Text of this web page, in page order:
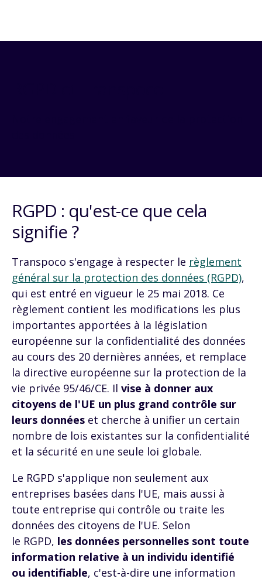
RGPD : qu'est-ce que cela
signifie ?
Transpoco s'engage à respecter le règlement
général sur la protection des données (RGPD),
qui est entré en vigueur le 25 mai 2018. Ce
règlement contient les modifications les plus
importantes apportées à la législation
européenne sur la confidentialité des données
au cours des 20 dernières années, et remplace
la directive européenne sur la protection de la
vie privée 95/46/CE. Il vise à donner aux
citoyens de l'UE un plus grand contrôle sur
leurs données et cherche à unifier un certain
nombre de lois existantes sur la confidentialité
et la sécurité en une seule loi globale.
Le RGPD s'applique non seulement aux
entreprises basées dans l'UE, mais aussi à
toute entreprise qui contrôle ou traite les
données des citoyens de l'UE. Selon
le RGPD, les données personnelles sont toute
information relative à un individu identifié
ou identifiable, c'est-à-dire une information